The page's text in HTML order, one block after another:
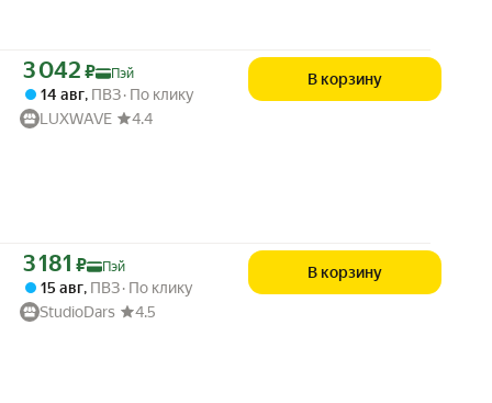
Цена с картой Яндекс Пэй 3042 ₽ вместо
3 042 ₽ Пэй
14 авг, ПВЗ По клику
LUXWAVE
4.4
В корзину
Цена с картой Яндекс Пэй 3181 ₽ вместо
3 181 ₽ Пэй
15 авг, ПВЗ По клику
StudioDars
4.5
В корзину